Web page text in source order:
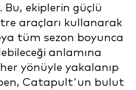
Bu, ekiplerin güçlü
araçları kullanarak
tüm sezon boyunca
anlamına
yönüyle yakalanıp
Catapult'un bulut